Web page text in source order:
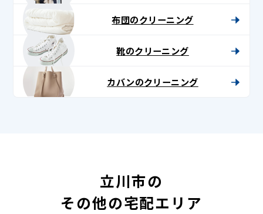
布団のクリーニング
靴のクリーニング
カバンのクリーニング
立川市の
その他の宅配エリア